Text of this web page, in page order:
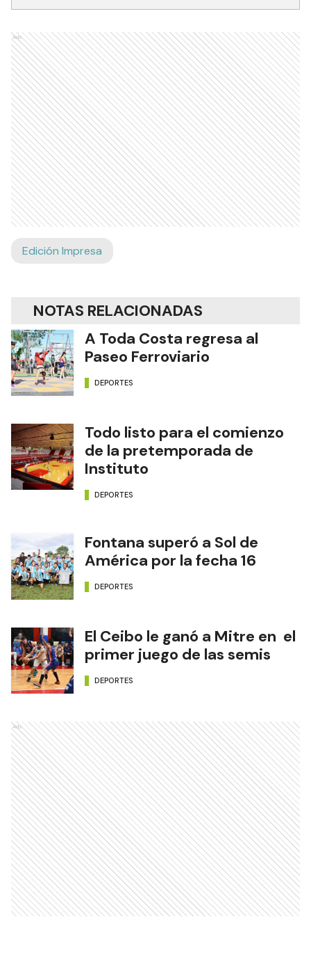
Ads
Edición Impresa
NOTAS RELACIONADAS
A Toda Costa regresa al
Paseo Ferroviario
DEPORTES
Todo listo para el comienzo
de la pretemporada de
Instituto
DEPORTES
Fontana superó a Sol de
América por la fecha 16
DEPORTES
El Ceibo le ganó a Mitre en el
primer juego de las semis
DEPORTES
Ads